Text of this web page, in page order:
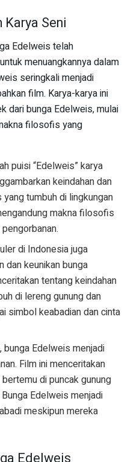
Seni
Edelweis telah
menuangkannya dalam
seringkali menjadi
film. Karya-karya ini
dari bunga Edelweis, mulai
filosofis yang
puisi “Edelweis” karya
keindahan dan
tumbuh di lingkungan
makna filosofis
di Indonesia juga
dan keunikan bunga
tentang keindahan
di lereng gunung dan
simbol keabadian dan cinta
bunga Edelweis menjadi
Film ini menceritakan
di puncak gunung
Edelweis menjadi
meskipun mereka